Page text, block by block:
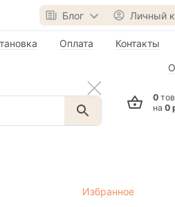
Блог Личный
Оплата Контакты
0
на 0
Избранное